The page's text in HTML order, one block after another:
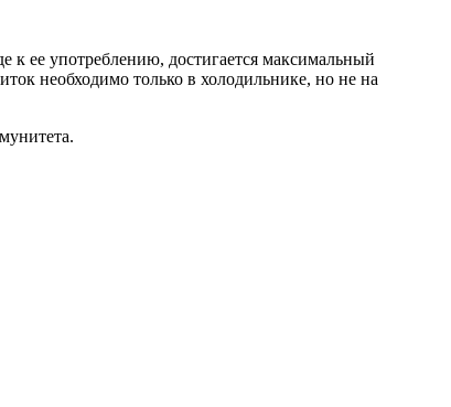
к ее употреблению, достигается максимальный
необходимо только в холодильнике, но не на